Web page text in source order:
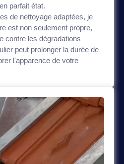
parfait état.
de nettoyage adaptées, je
est non seulement propre,
contre les dégradations
peut prolonger la durée de
l'apparence de votre